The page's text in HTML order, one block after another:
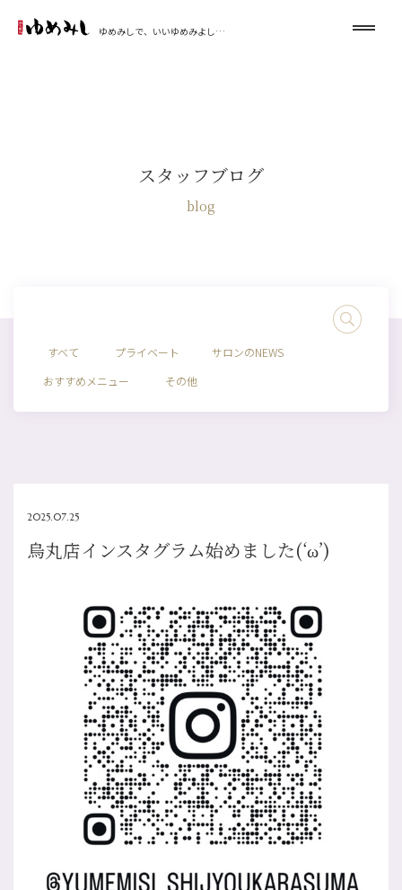
ゆめみしで、いいゆめみよし…
スタッフブログ
blog
すべて プライベート
サロンのNEWS
おすすめメニュー
その他
2025.07.25
烏丸店インスタグラム始めました(‘ω’)